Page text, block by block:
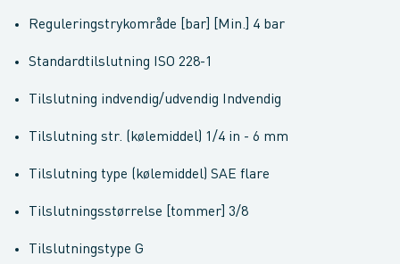
Reguleringstrykområde [bar] [Min.] 4 bar
Standardtilslutning ISO 228-1
Tilslutning indvendig/udvendig Indvendig
Tilslutning str. (kølemiddel) 1/4 in - 6 mm
Tilslutning type (kølemiddel) SAE flare
Tilslutningsstørrelse [tommer] 3/8
Tilslutningstype G